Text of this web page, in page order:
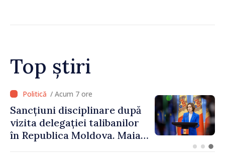
Top știri
/ Acum 5 ore
Adunarea Populară a
Găgăuziei trebuie să aibă un
mandat deplin. Președinta